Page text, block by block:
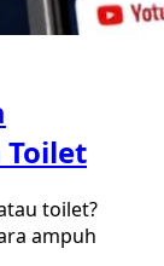
toilet?
ampuh